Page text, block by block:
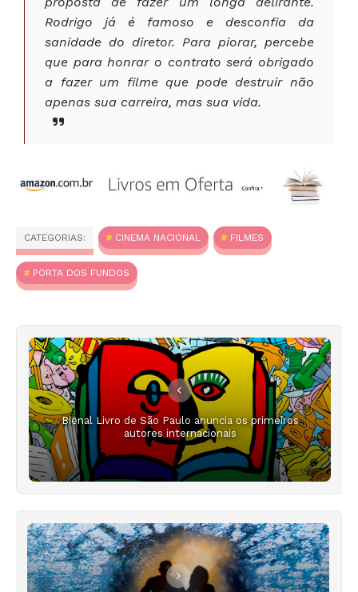
Rodrigo já é famoso e desconfia da
sanidade do diretor. Para piorar, percebe
que para honrar o contrato será obrigado
a fazer um filme que pode destruir não
apenas sua carreira, mas sua vida.
CATEGORIAS: CINEMA NACIONAL FILMES
PORTA DOS FUNDOS
Bienal Livro de São Paulo anuncia os primeiros
autores internacionais